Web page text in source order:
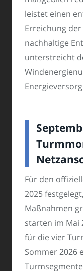
leistet einen
Erreichung
nachhaltige
unterstreicht
Für den
2025
Maßnahmen
starten im Mai
für die vier
Sommer 2026